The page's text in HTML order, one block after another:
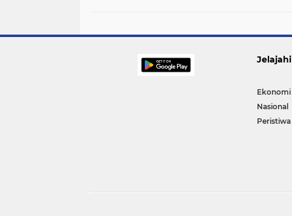
Jelajahi
Ekonomi
Nasional
Peristiwa